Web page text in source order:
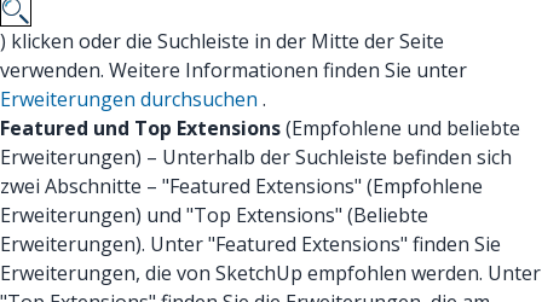
) klicken oder die Suchleiste in der Mitte der Seite
verwenden. Weitere Informationen finden Sie unter
Erweiterungen durchsuchen .
Featured und Top Extensions(Empfohlene und beliebte
Erweiterungen) – Unterhalb der Suchleiste befinden sich
zwei Abschnitte – "Featured Extensions" (Empfohlene
Erweiterungen) und "Top Extensions" (Beliebte
Erweiterungen). Unter "Featured Extensions" finden Sie
Erweiterungen, die von SketchUp empfohlen werden. Unter